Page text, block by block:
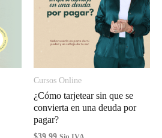
Cursos Online
¿Cómo tarjetear sin que se
convierta en una deuda por
pagar?